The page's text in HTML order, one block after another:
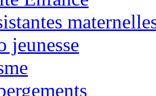
jeunesse